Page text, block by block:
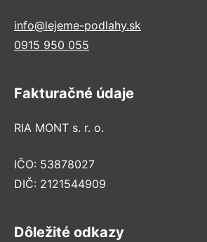
info@lejeme-podlahy.sk
0915 950 055
Fakturačné údaje
RIA MONT s. r. o.
IČO: 53878027
DIČ: 2121544909
Dôležité odkazy